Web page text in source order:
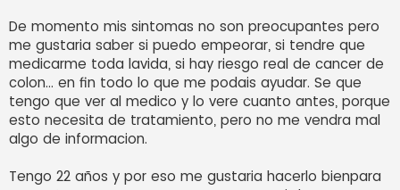
De momento mis sintomas no son preocupantes pero
me gustaria saber si puedo empeorar, si tendre que
medicarme toda lavida, si hay riesgo real de cancer de
colon... en fin todo lo que me podais ayudar. Se que
tengo que ver al medico y lo vere cuanto antes, porque
esto necesita de tratamiento, pero no me vendra mal
algo de informacion.
Tengo 22 años y por eso me gustaria hacerlo bienpara